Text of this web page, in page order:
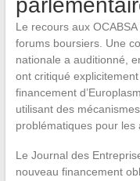
Le recours aux
forums boursiers. Une
nationale a auditionné,
ont critiqué
financement
utilisant des
problématiques pour les
Le Journal des
nouveau financement